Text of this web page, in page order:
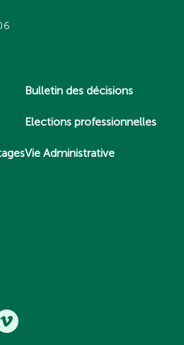
Bulletin des décisions
Elections professionnelles
Vie Administrative